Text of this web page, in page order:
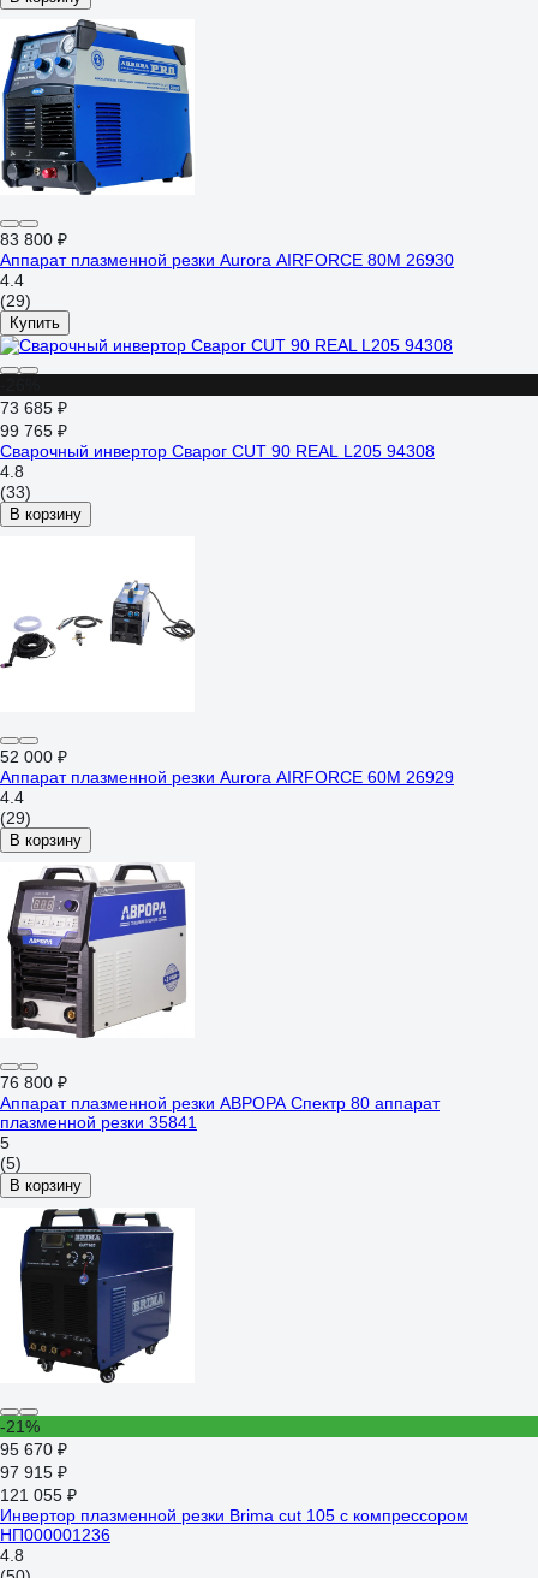
83 800 ₽
Аппарат плазменной резки Aurora AIRFORCE 80M 26930
4.4
(29)
Купить
73 685 ₽
99 765 ₽
Сварочный инвертор Сварог CUT 90 REAL L205 94308
4.8
(33)
В корзину
52 000 ₽
Аппарат плазменной резки Aurora AIRFORCE 60M 26929
4.4
(29)
В корзину
76 800 ₽
Аппарат плазменной резки АВРОРА Спектр 80 аппарат
плазменной резки 35841
5
(5)
В корзину
-21%
95 670 ₽
97 915 ₽
121 055 ₽
Инвертор плазменной резки Brima cut 105 с компрессором
НП000001236
4.8